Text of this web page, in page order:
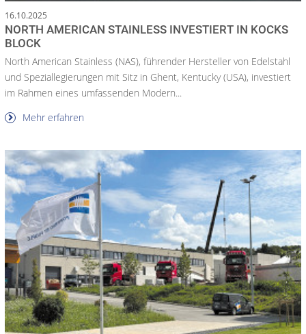
16.10.2025
NORTH AMERICAN STAINLESS INVESTIERT IN KOCKS
BLOCK
North American Stainless (NAS), führender Hersteller von Edelstahl
und Speziallegierungen mit Sitz in Ghent, Kentucky (USA), investiert
im Rahmen eines umfassenden Modern...
Mehr erfahren